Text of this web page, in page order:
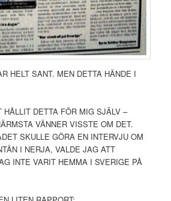
HELT SANT. MEN DETTA HÄNDE I
HÅLLIT DETTA FÖR MIG SJÄLV –
VÄNNER VISSTE OM DET.
SKULLE GÖRA EN INTERVJU OM
I NERJA, VALDE JAG ATT
INTE VARIT HEMMA I SVERIGE PÅ